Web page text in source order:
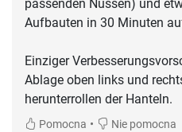
passenden Nüssen) und
Aufbauten in 30 Minuten
Einziger
Ablage oben links und
herunterrollen der Hanteln.
Pomocna • Nie pomocna